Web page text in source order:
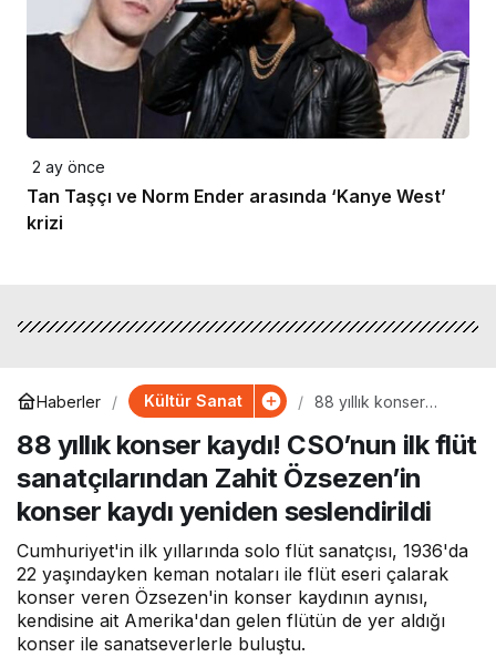
2 ay önce
Tan Taşçı ve Norm Ender arasında ‘Kanye West’
krizi
Haberler Kültür Sanat
88 yıllık konser
flüt sanatçılarından
Zahit Özsezen’in
konser kaydı
88 yıllık konser kaydı! CSO’nun ilk flüt
sanatçılarından Zahit Özsezen’in
konser kaydı yeniden seslendirildi
Cumhuriyet'in ilk yıllarında solo flüt sanatçısı, 1936'da
22 yaşındayken keman notaları ile flüt eseri çalarak
konser veren Özsezen'in konser kaydının aynısı,
kendisine ait Amerika'dan gelen flütün de yer aldığı
konser ile sanatseverlerle buluştu.